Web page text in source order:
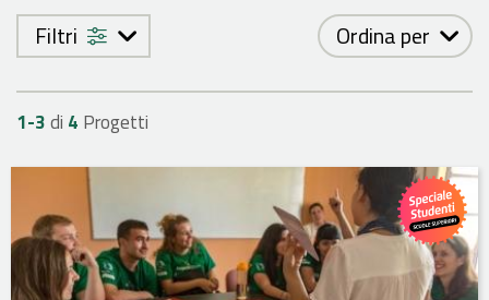
Filtri Ordina per
1-3di 4 Progetti